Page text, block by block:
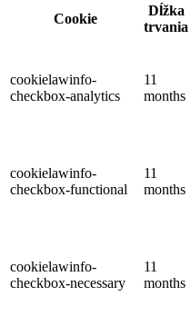
Cookie
Dĺžka
trvania
cookielawinfo-
checkbox-analytics
11
months
cookielawinfo-
checkbox-functional
11
months
cookielawinfo-
checkbox-necessary
11
months